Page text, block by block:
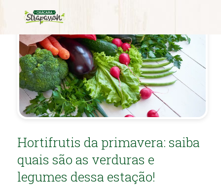
Hortifrutis da primavera: saiba
quais são as verduras e
legumes dessa estação!